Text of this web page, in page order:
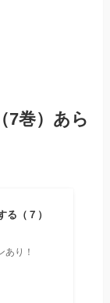
7巻）あら
る（７）
あり！